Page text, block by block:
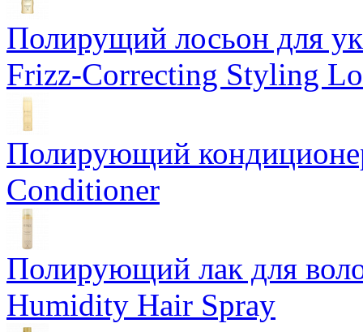
Полирущий лосьон для
Frizz-Correcting Styling
Полирующий
Conditioner
Полирующий лак для
Humidity Hair Spray